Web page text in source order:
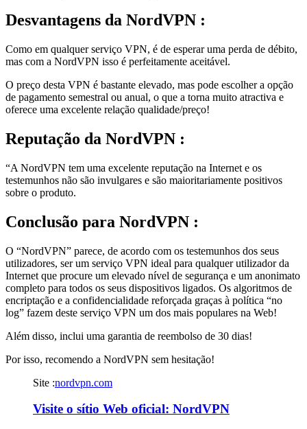
Desvantagens da NordVPN :
Como em qualquer serviço VPN, é de esperar uma perda de débito,
mas com a NordVPN isso é perfeitamente aceitável.
O preço desta VPN é bastante elevado, mas pode escolher a opção
de pagamento semestral ou anual, o que a torna muito atractiva e
oferece uma excelente relação qualidade/preço!
Reputação da NordVPN :
“A NordVPN tem uma excelente reputação na Internet e os
testemunhos não são invulgares e são maioritariamente positivos
sobre o produto.
Conclusão para NordVPN :
O “NordVPN” parece, de acordo com os testemunhos dos seus
utilizadores, ser um serviço VPN ideal para qualquer utilizador da
Internet que procure um elevado nível de segurança e um anonimato
completo para todos os seus dispositivos ligados. Os algoritmos de
encriptação e a confidencialidade reforçada graças à política “no
log” fazem deste serviço VPN um dos mais populares na Web!
Além disso, inclui uma garantia de reembolso de 30 dias!
Por isso, recomendo a NordVPN sem hesitação!
Site :nordvpn.com
Visite o sítio Web oficial: NordVPN